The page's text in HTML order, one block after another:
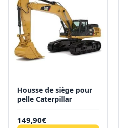
Housse de siège pour
pelle Caterpillar
149,90€